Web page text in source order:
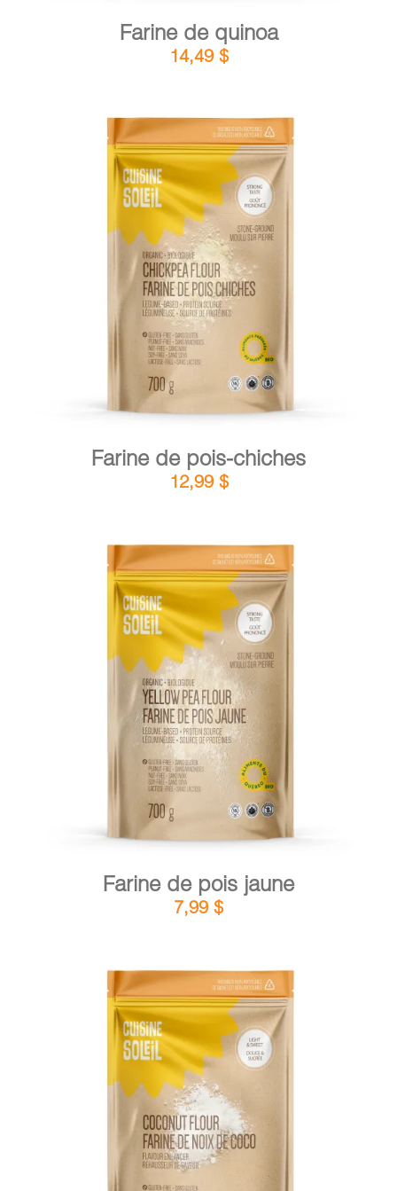
Farine de quinoa
14,49 $
AJOUTER AU PANIER DÉTAILS
Farine de pois-chiches
12,99 $
AJOUTER AU PANIER / DÉTAILS
Farine de pois jaune
7,99 $
AJOUTER AU PANIER / DÉTAILS